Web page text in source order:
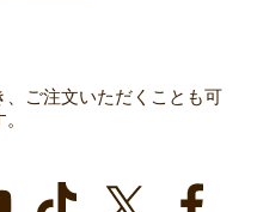
ご注文いただくことも可